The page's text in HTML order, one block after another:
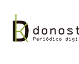
contenido